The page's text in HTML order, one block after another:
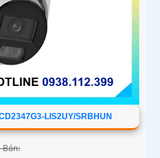
LIS2UY/SRBHUN
Bán: